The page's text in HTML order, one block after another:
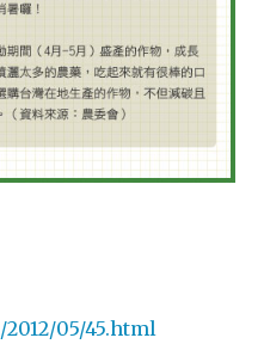
05/45.html